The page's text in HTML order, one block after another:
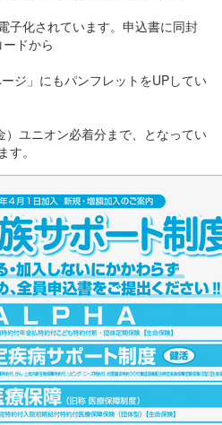
子化されています。申込書に同封
ドから
ジ」にもパンフレットをUPしてい
ユニオン必着分まで、となってい
。